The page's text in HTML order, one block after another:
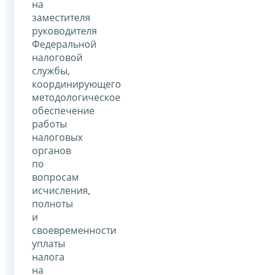
на
заместителя
руководителя
Федеральной
налоговой
службы,
координирующего
методологическое
обеспечение
работы
налоговых
органов
по
вопросам
исчисления,
полноты
и
своевременности
уплаты
налога
на